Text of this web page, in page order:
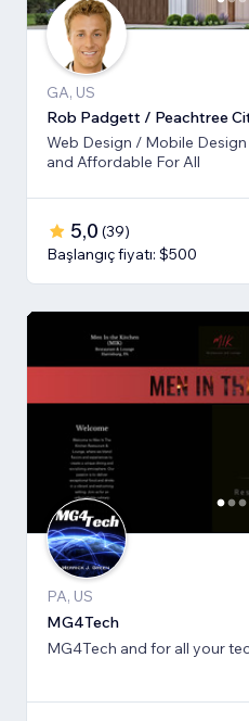
GA, US
Rob Padgett / Peachtree
Web Design / Mobile
and Affordable For All
5,0 (39)
Başlangıç fiyatı: $500
PA, US
MG4Tech
MG4Tech and for